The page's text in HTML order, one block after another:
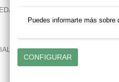
CTS
CTS
Puedes informarte más